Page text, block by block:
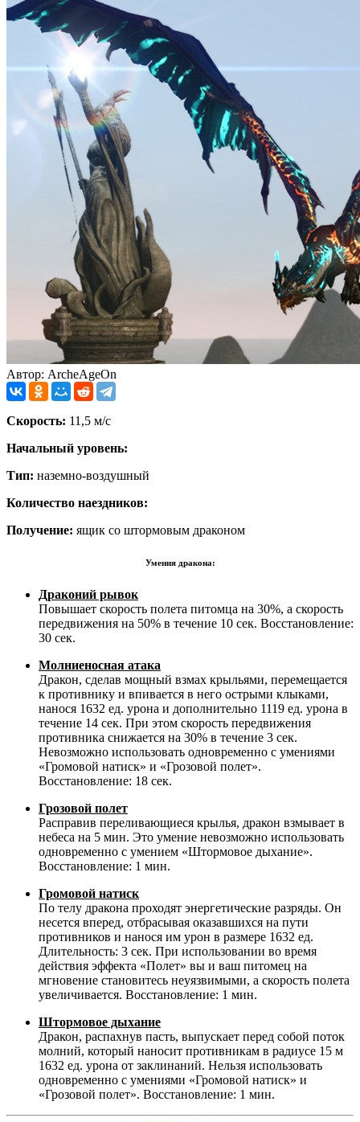
Автор: ArcheAgeOn
Скорость: 11,5 м/с
Начальный уровень:
Тип: наземно-воздушный
Количество наездников:
Получение: ящик со штормовым драконом
Умения дракона:
Драконий рывок
Повышает скорость полета питомца на 30%, а скорость
передвижения на 50% в течение 10 сек. Восстановление:
30 сек.
Молниеносная атака
Дракон, сделав мощный взмах крыльями, перемещается
к противнику и впивается в него острыми клыками,
нанося 1632 ед. урона и дополнительно 1119 ед. урона в
течение 14 сек. При этом скорость передвижения
противника снижается на 30% в течение 3 сек.
Невозможно использовать одновременно с умениями
«Громовой натиск» и «Грозовой полет».
Восстановление: 18 сек.
Грозовой полет
Расправив переливающиеся крылья, дракон взмывает в
небеса на 5 мин. Это умение невозможно использовать
одновременно с умением «Штормовое дыхание».
Восстановление: 1 мин.
Громовой натиск
По телу дракона проходят энергетические разряды. Он
несется вперед, отбрасывая оказавшихся на пути
противников и нанося им урон в размере 1632 ед.
Длительность: 3 сек. При использовании во время
действия эффекта «Полет» вы и ваш питомец на
мгновение становитесь неуязвимыми, а скорость полета
увеличивается. Восстановление: 1 мин.
Штормовое дыхание
Дракон, распахнув пасть, выпускает перед собой поток
молний, который наносит противникам в радиусе 15 м
1632 ед. урона от заклинаний. Нельзя использовать
одновременно с умениями «Громовой натиск» и
«Грозовой полет». Восстановление: 1 мин.